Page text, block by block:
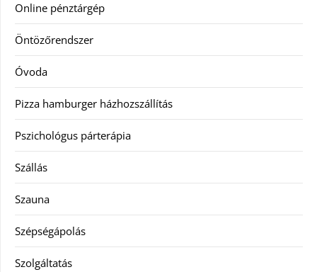
Online pénztárgép
Öntözőrendszer
Óvoda
Pizza hamburger házhozszállítás
Pszichológus párterápia
Szállás
Szauna
Szépségápolás
Szolgáltatás